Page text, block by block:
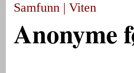
Samfunn | Viten
Anonyme